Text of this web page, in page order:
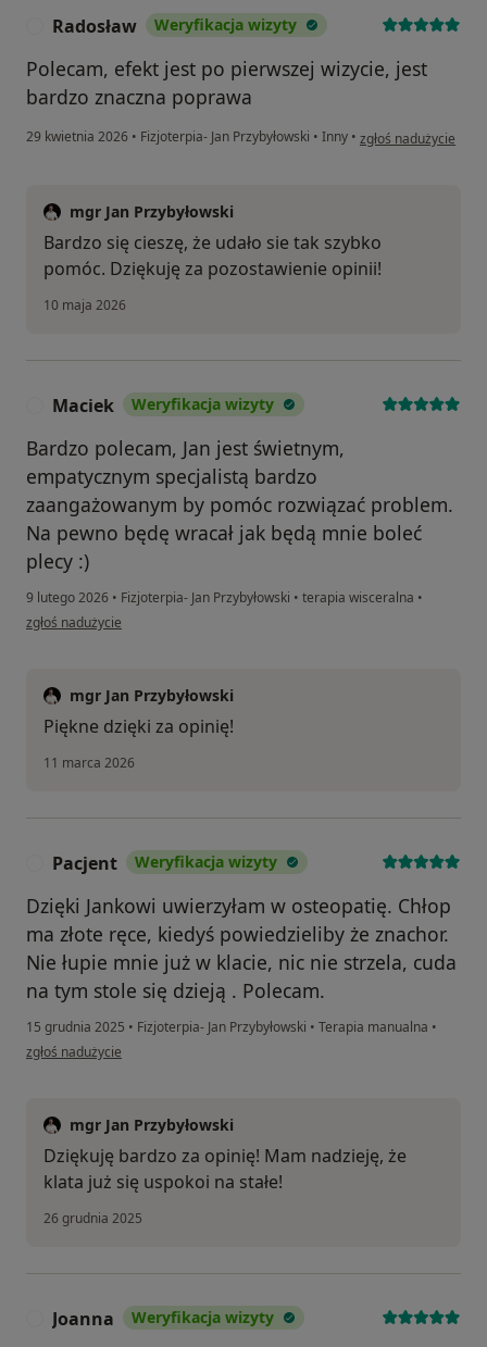
Radosław Weryfikacja wizyty
Polecam, efekt jest po pierwszej wizycie, jest
bardzo znaczna poprawa
29 kwietnia 2026 • Fizjoterpia- Jan Przybyłowski • Inny • w opinii użytkownika
zgłoś nadużycie
mgr Jan Przybyłowski
Bardzo się cieszę, że udało sie tak szybko
pomóc. Dziękuję za pozostawienie opinii!
10 maja 2026
Maciek Weryfikacja wizyty
Bardzo polecam, Jan jest świetnym,
empatycznym specjalistą bardzo
zaangażowanym by pomóc rozwiązać problem.
Na pewno będę wracał jak będą mnie boleć
plecy :)
9 lutego 2026 • Fizjoterpia- Jan Przybyłowski • terapia wisceralna •
w opinii użytkownika Maciek
zgłoś nadużycie
mgr Jan Przybyłowski
Piękne dzięki za opinię!
11 marca 2026
Pacjent Weryfikacja wizyty
Dzięki Jankowi uwierzyłam w osteopatię. Chłop
ma złote ręce, kiedyś powiedzieliby że znachor.
Nie łupie mnie już w klacie, nic nie strzela, cuda
na tym stole się dzieją . Polecam.
15 grudnia 2025 • Fizjoterpia- Jan Przybyłowski • Terapia manualna •
w opinii użytkownika Pacjent
zgłoś nadużycie
mgr Jan Przybyłowski
Dziękuję bardzo za opinię! Mam nadzieję, że
klata już się uspokoi na stałe!
26 grudnia 2025
Joanna Weryfikacja wizyty